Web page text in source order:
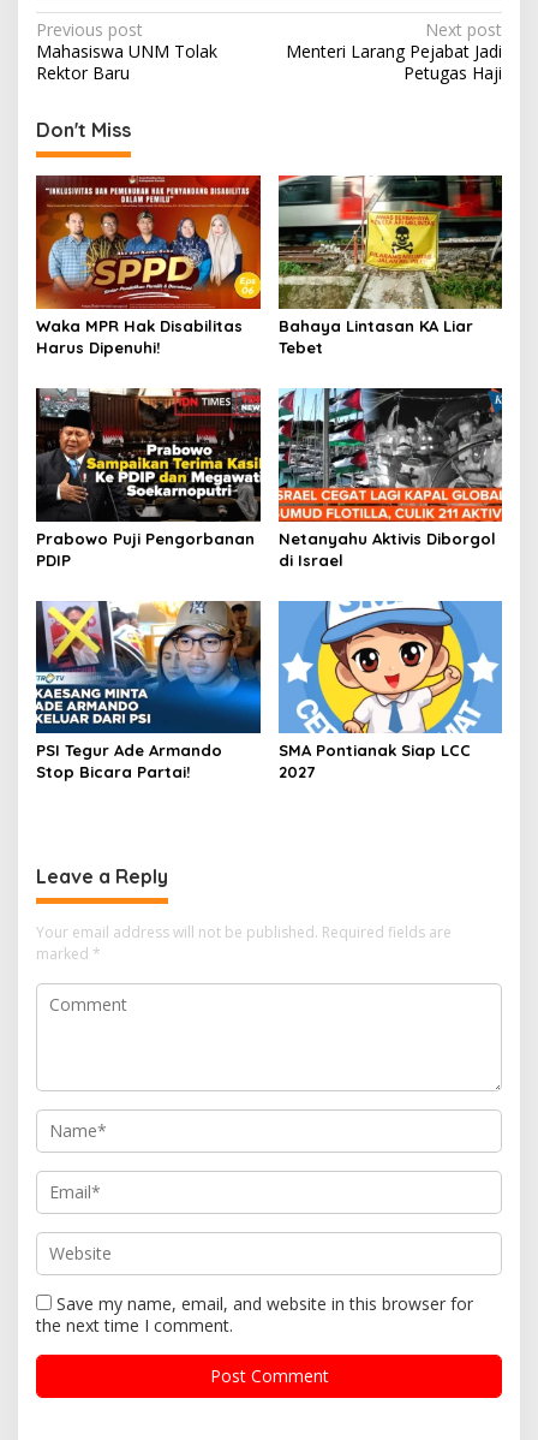
Post
navigation
Previous post
Mahasiswa UNM Tolak
Rektor Baru
Next post
Menteri Larang Pejabat Jadi
Petugas Haji
Don't Miss
Waka MPR Hak Disabilitas
Harus Dipenuhi!
Bahaya Lintasan KA Liar
Tebet
Prabowo Puji Pengorbanan
PDIP
Netanyahu Aktivis Diborgol
di Israel
PSI Tegur Ade Armando
Stop Bicara Partai!
SMA Pontianak Siap LCC
2027
Leave a Reply
Your email address will not be published. Required fields are
marked *
Save my name, email, and website in this browser for
the next time I comment.